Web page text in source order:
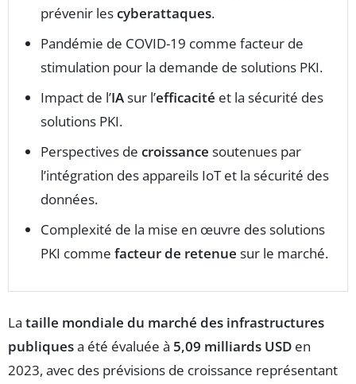
prévenir lescyberattaques.
Pandémie de COVID-19 comme facteur de
stimulation pour la demande de solutions PKI.
Impact de l’IAsur l’efficacité et la sécurité des
solutions PKI.
Perspectives de croissance soutenues par
l’intégration des appareils IoT et la sécurité des
données.
Complexité de la mise en œuvre des solutions
PKI comme facteur de retenue sur le marché.
La taille mondiale du marché des infrastructures
publiquesa été évaluée à 5,09 milliards USD en
2023, avec des prévisions de croissance représentant